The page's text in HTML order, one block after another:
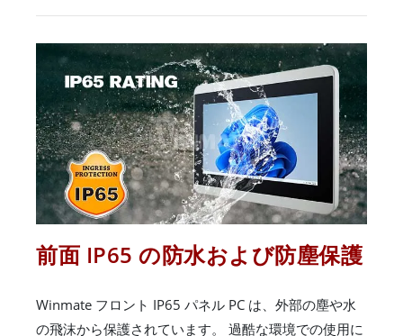
前面 IP65 の防水および防塵保護
Winmate フロント IP65 パネル PC は、外部の塵や水
の飛沫から保護されています。 過酷な環境での使用に